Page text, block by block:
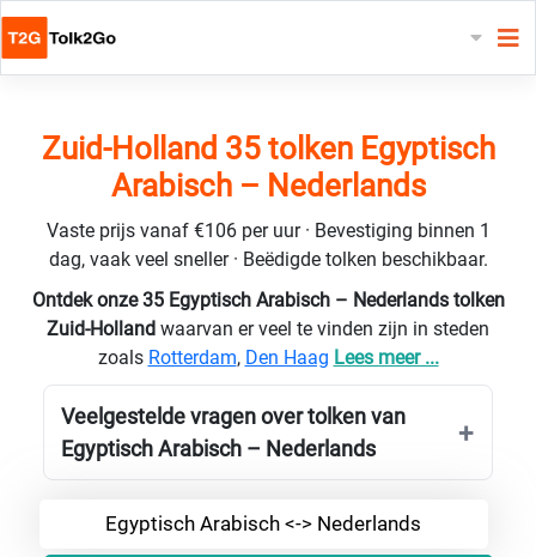
Zuid-Holland 35 tolken Egyptisch
Arabisch – Nederlands
Vaste prijs vanaf €106 per uur · Bevestiging binnen 1
dag, vaak veel sneller · Beëdigde tolken beschikbaar.
Ontdek onze 35 Egyptisch Arabisch – Nederlands tolken
Zuid-Holland waarvan er veel te vinden zijn in steden
zoals Rotterdam, Den Haag Lees meer ...
Veelgestelde vragen over tolken van
Egyptisch Arabisch – Nederlands
Egyptisch Arabisch <-> Nederlands